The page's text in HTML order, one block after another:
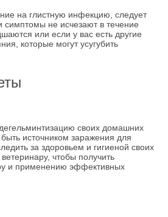
на глистную инфекцию, следует
симптомы не исчезают в течение
или если у вас есть другие
которые могут усугубить
своих домашних
источником заражения для
за здоровьем и гигиеной своих
чтобы получить
и применению эффективных